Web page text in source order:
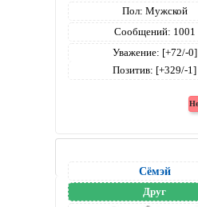
Пол: Мужской
Сообщений: 1001
Уважение: [+72/-0]
Позитив: [+329/-1]
Сёмэй
Друг